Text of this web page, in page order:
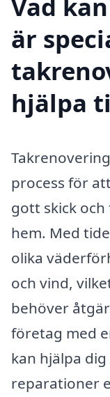
är
hjälpa
process för
gott skick
hem. Med
olika
och vind,
behöver
företag med
kan hjälpa
reparationer